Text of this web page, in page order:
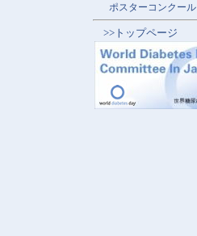
ポスターコンクール
>>トップページ